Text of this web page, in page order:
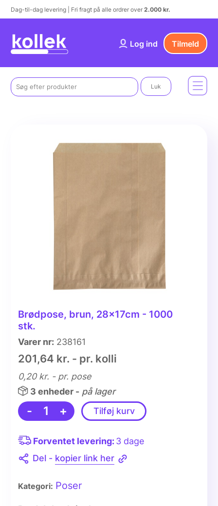
Dag-til-dag levering | Fri fragt på alle ordrer over2.000 kr.
Tilmeld
Log ind
Luk
Brødpose, brun, 28x17cm - 1000
stk.
Varer nr: 238161
201,64 kr. - pr. kolli
0,20 kr. - pr. pose
3 enheder - på lager
- 1 + Tilføj kurv
Forventet levering:3 dage
Del - kopier link her
Kategori: Poser